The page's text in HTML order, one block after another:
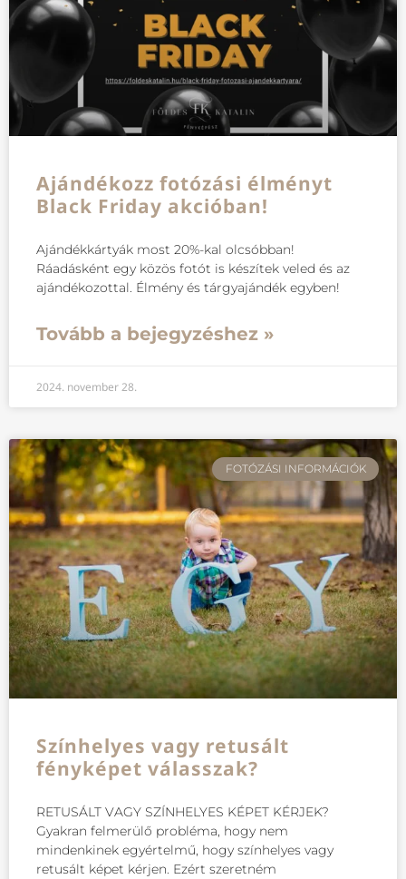
Ajándékozz fotózási élményt
Black Friday akcióban!
Ajándékkártyák most 20%-kal olcsóbban!
Ráadásként egy közös fotót is készítek veled és az
ajándékozottal. Élmény és tárgyajándék egyben!
Tovább a bejegyzéshez »
2024. november 28.
FOTÓZÁSI INFORMÁCIÓK
Színhelyes vagy retusált
fényképet válasszak?
RETUSÁLT VAGY SZÍNHELYES KÉPET KÉRJEK?
Gyakran felmerülő probléma, hogy nem
mindenkinek egyértelmű, hogy színhelyes vagy
retusált képet kérjen. Ezért szeretném